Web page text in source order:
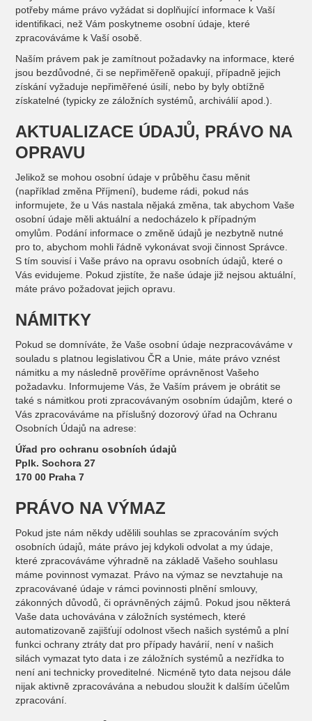
potřeby máme právo vyžádat si doplňující informace k Vaší
identifikaci, než Vám poskytneme osobní údaje, které
zpracováváme k Vaší osobě.
Naším právem pak je zamítnout požadavky na informace, které
jsou bezdůvodné, či se nepřiměřeně opakují, případně jejich
získání vyžaduje nepřiměřené úsilí, nebo by byly obtížně
získatelné (typicky ze záložních systémů, archiválií apod.).
AKTUALIZACE ÚDAJŮ, PRÁVO NA
OPRAVU
Jelikož se mohou osobní údaje v průběhu času měnit
(například změna Příjmení), budeme rádi, pokud nás
informujete, že u Vás nastala nějaká změna, tak abychom Vaše
osobní údaje měli aktuální a nedocházelo k případným
omylům. Podání informace o změně údajů je nezbytně nutné
pro to, abychom mohli řádně vykonávat svoji činnost Správce.
S tím souvisí i Vaše právo na opravu osobních údajů, které o
Vás evidujeme. Pokud zjistíte, že naše údaje již nejsou aktuální,
máte právo požadovat jejich opravu.
NÁMITKY
Pokud se domníváte, že Vaše osobní údaje nezpracováváme v
souladu s platnou legislativou ČR a Unie, máte právo vznést
námitku a my následně prověříme oprávněnost Vašeho
požadavku. Informujeme Vás, že Vaším právem je obrátit se
také s námitkou proti zpracovávaným osobním údajům, které o
Vás zpracováváme na příslušný dozorový úřad na Ochranu
Osobních Údajů na adrese:
Úřad pro ochranu osobních údajů
Pplk. Sochora 27
170 00 Praha 7
PRÁVO NA VÝMAZ
Pokud jste nám někdy udělili souhlas se zpracováním svých
osobních údajů, máte právo jej kdykoli odvolat a my údaje,
které zpracováváme výhradně na základě Vašeho souhlasu
máme povinnost vymazat. Právo na výmaz se nevztahuje na
zpracovávané údaje v rámci povinnosti plnění smlouvy,
zákonných důvodů, či oprávněných zájmů. Pokud jsou některá
Vaše data uchovávána v záložních systémech, které
automatizovaně zajišťují odolnost všech našich systémů a plní
funkci ochrany ztráty dat pro případy havárií, není v našich
silách vymazat tyto data i ze záložních systémů a nezřídka to
není ani technicky proveditelné. Nicméně tyto data nejsou dále
nijak aktivně zpracovávána a nebudou sloužit k dalším účelům
zpracování.